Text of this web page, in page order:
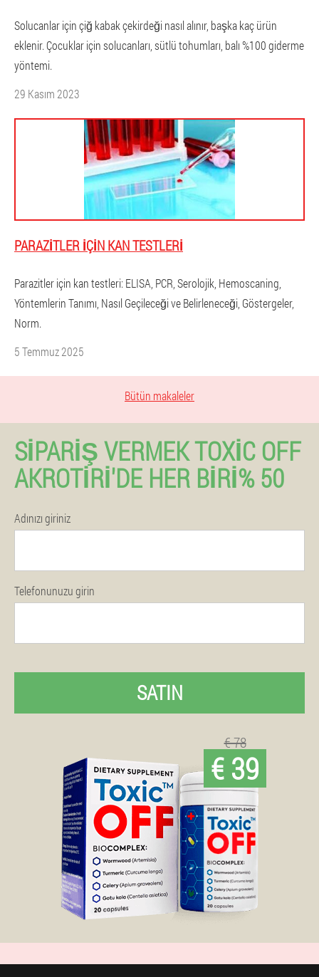
Solucanlar için çiğ kabak çekirdeği nasıl alınır, başka kaç ürün
eklenir. Çocuklar için solucanları, sütlü tohumları, balı %100 giderme
yöntemi.
29 Kasım 2023
PARAZITLER IÇIN KAN TESTLERI
Parazitler için kan testleri: ELISA, PCR, Serolojik, Hemoscaning,
Yöntemlerin Tanımı, Nasıl Geçileceği ve Belirleneceği, Göstergeler,
Norm.
5 Temmuz 2025
Bütün makaleler
SIPARIŞ VERMEK TOXIC OFF
AKROTIRI'DE HER BIRI% 50
Adınızı giriniz
Telefonunuzu girin
SATIN
€ 78
€ 39